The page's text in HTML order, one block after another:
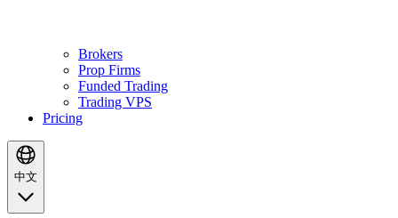
Brokers
Prop Firms
Funded Trading
Trading VPS
Pricing
中文